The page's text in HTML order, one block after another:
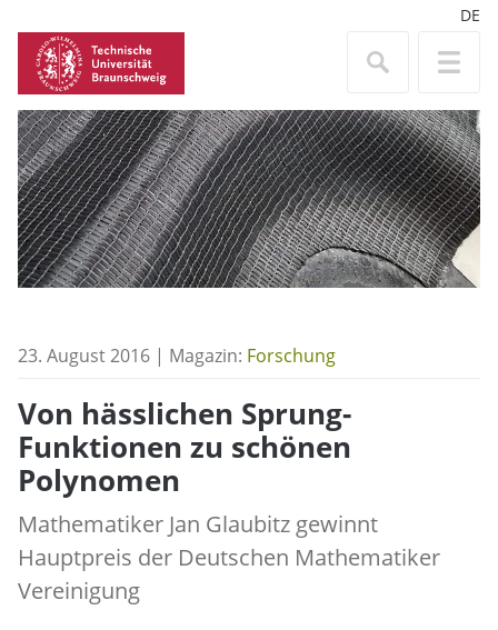
DE
23. August 2016 | Magazin: Forschung
Von hässlichen Sprung-
Funktionen zu schönen
Polynomen
Mathematiker Jan Glaubitz gewinnt
Hauptpreis der Deutschen Mathematiker
Vereinigung